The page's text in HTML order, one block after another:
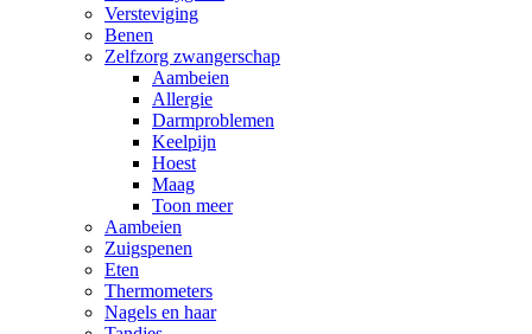
Versteviging
Benen
Zelfzorg zwangerschap
Aambeien
Allergie
Darmproblemen
Keelpijn
Hoest
Maag
Toon meer
Aambeien
Zuigspenen
Eten
Thermometers
Nagels en haar